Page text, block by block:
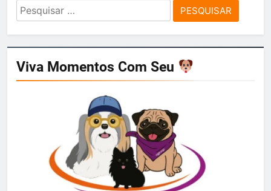
Pesquisar
por:
Viva Momentos Com Seu